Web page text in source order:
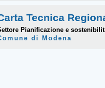
Tecnica
Pianificazione e
di Modena